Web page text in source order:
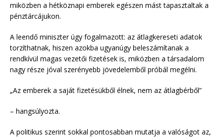
miközben a hétköznapi emberek egészen mást tapasztaltak a
pénztárcájukon.
A leendő miniszter úgy fogalmazott: az átlagkereseti adatok
torzíthatnak, hiszen azokba ugyanúgy beleszámítanak a
rendkívül magas vezetői fizetések is, miközben a társadalom
nagy része jóval szerényebb jövedelemből próbál megélni.
„Az emberek a saját fizetésükből élnek, nem az átlagbérből”
– hangsúlyozta.
A politikus szerint sokkal pontosabban mutatja a valóságot az,